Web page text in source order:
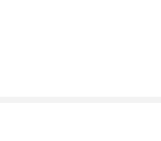
도 얻고 싶고 멋진 남자 친구와의
서 혼란스러워하던 주인공, 열일
이 대세인 요즘에 딱 걸맞게 이성
여고생이다.
관에 부딪힌다. 잭슨에게 ‘추수